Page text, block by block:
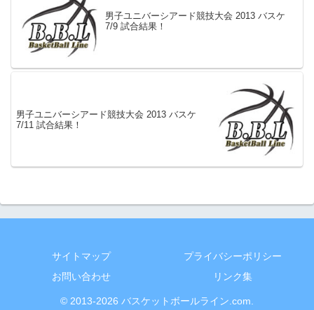
男子ユニバーシアード競技大会 2013 バスケ
7/9 試合結果！
男子ユニバーシアード競技大会 2013 バスケ
7/11 試合結果！
サイトマップ
プライバシーポリシー
お問い合わせ
リンク集
© 2013-2026 バスケットボールライン.com.